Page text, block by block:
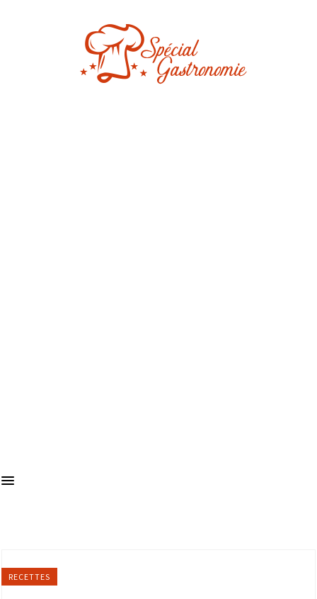
RECETTES